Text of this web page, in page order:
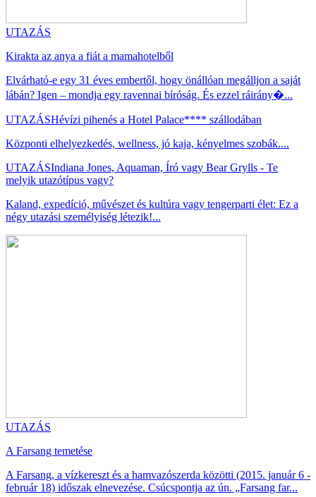
UTAZÁS
Kirakta az anya a fiát a mamahotelből
Elvárható-e egy 31 éves embertől, hogy önállóan megálljon a saját
lábán? Igen – mondja egy ravennai bíróság. És ezzel ráirány�...
UTAZÁSHévízi pihenés a Hotel Palace**** szállodában
Központi elhelyezkedés, wellness, jó kaja, kényelmes szobák....
UTAZÁSIndiana Jones, Aquaman, Író vagy Bear Grylls - Te
melyik utazótípus vagy?
Kaland, expedíció, művészet és kultúra vagy tengerparti élet: Ez a
négy utazási személyiség létezik!...
UTAZÁS
A Farsang temetése
A Farsang, a vízkereszt és a hamvazószerda közötti (2015. január 6 -
február 18) időszak elnevezése. Csúcspontja az ún. „Farsang far...